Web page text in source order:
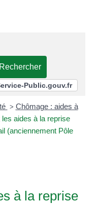
Public.gouv.fr
> Chômage : aides à
aides à la reprise
(anciennement Pôle
à la reprise